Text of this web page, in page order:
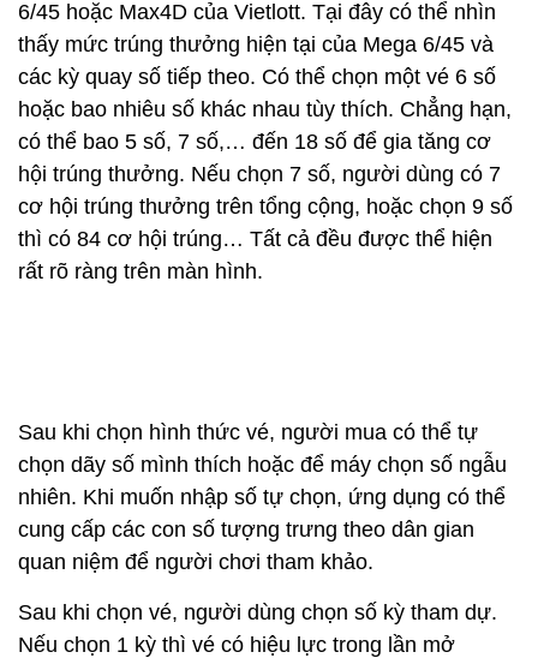
6/45 hoặc Max4D của Vietlott. Tại đây có thể nhìn
thấy mức trúng thưởng hiện tại của Mega 6/45 và
các kỳ quay số tiếp theo. Có thể chọn một vé 6 số
hoặc bao nhiêu số khác nhau tùy thích. Chẳng hạn,
có thể bao 5 số, 7 số,… đến 18 số để gia tăng cơ
hội trúng thưởng. Nếu chọn 7 số, người dùng có 7
cơ hội trúng thưởng trên tổng cộng, hoặc chọn 9 số
thì có 84 cơ hội trúng… Tất cả đều được thể hiện
rất rõ ràng trên màn hình.
Sau khi chọn hình thức vé, người mua có thể tự
chọn dãy số mình thích hoặc để máy chọn số ngẫu
nhiên. Khi muốn nhập số tự chọn, ứng dụng có thể
cung cấp các con số tượng trưng theo dân gian
quan niệm để người chơi tham khảo.
Sau khi chọn vé, người dùng chọn số kỳ tham dự.
Nếu chọn 1 kỳ thì vé có hiệu lực trong lần mở